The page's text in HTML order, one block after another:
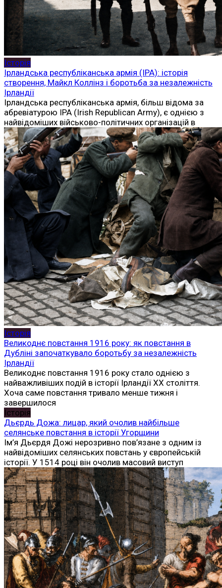
Історія
Ірландська республіканська армія (ІРА): історія
створення, Майкл Коллінз і боротьба за незалежність
Ірландії
Ірландська республіканська армія, більш відома за
абревіатурою ІРА (Irish Republican Army), є однією з
найвідоміших військово-політичних організацій в
Історія
Великоднє повстання 1916 року: як повстання в
Дубліні започаткувало боротьбу за незалежність
Ірландії
Великоднє повстання 1916 року стало однією з
найважливіших подій в історії Ірландії XX століття.
Хоча саме повстання тривало менше тижня і
завершилося
Історія
Дьєрдь Дожа: лицар, який очолив найбільше
селянське повстання в історії Угорщини
Ім’я Дьєрдя Дожі нерозривно пов’язане з одним із
найвідоміших селянських повстань у європейській
історії. У 1514 році він очолив масовий виступ